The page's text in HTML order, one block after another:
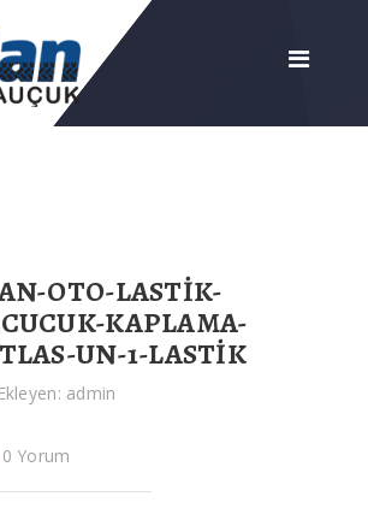
OTO-LASTIK-
KAPLAMA-
UN-1-LASTIK
Ekleyen: admin
0 Yorum